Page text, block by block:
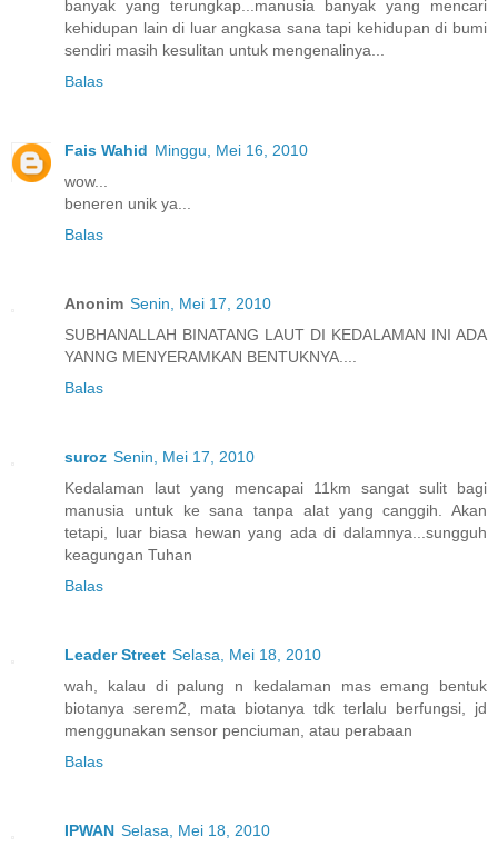
banyak yang terungkap...manusia banyak yang mencari
kehidupan lain di luar angkasa sana tapi kehidupan di bumi
sendiri masih kesulitan untuk mengenalinya...
Balas
Fais Wahid Minggu, Mei 16, 2010
wow...
beneren unik ya...
Balas
Anonim Senin, Mei 17, 2010
SUBHANALLAH BINATANG LAUT DI KEDALAMAN INI ADA
YANNG MENYERAMKAN BENTUKNYA....
Balas
suroz Senin, Mei 17, 2010
Kedalaman laut yang mencapai 11km sangat sulit bagi
manusia untuk ke sana tanpa alat yang canggih. Akan
tetapi, luar biasa hewan yang ada di dalamnya...sungguh
keagungan Tuhan
Balas
Leader Street Selasa, Mei 18, 2010
wah, kalau di palung n kedalaman mas emang bentuk
biotanya serem2, mata biotanya tdk terlalu berfungsi, jd
menggunakan sensor penciuman, atau perabaan
Balas
IPWAN Selasa, Mei 18, 2010